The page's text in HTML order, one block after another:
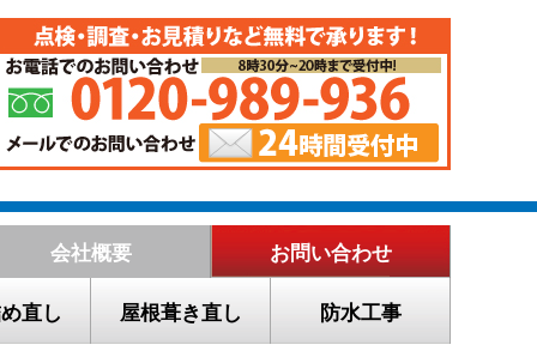
会社概要 お問い合わせ
直し 屋根葺き直し 防水工事